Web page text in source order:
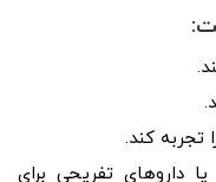
تجربه کند.
یا داروهای تفریحی برای